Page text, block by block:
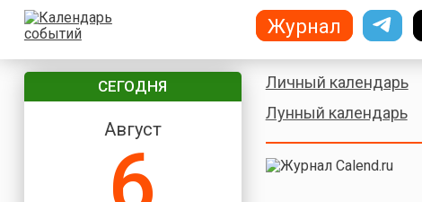
СЕГОДНЯ
Август
Личный календарь
Лунный календарь
Журнал